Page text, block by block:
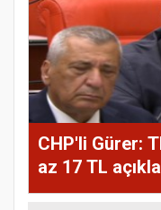
CHP'li Gürer:
az 17 TL